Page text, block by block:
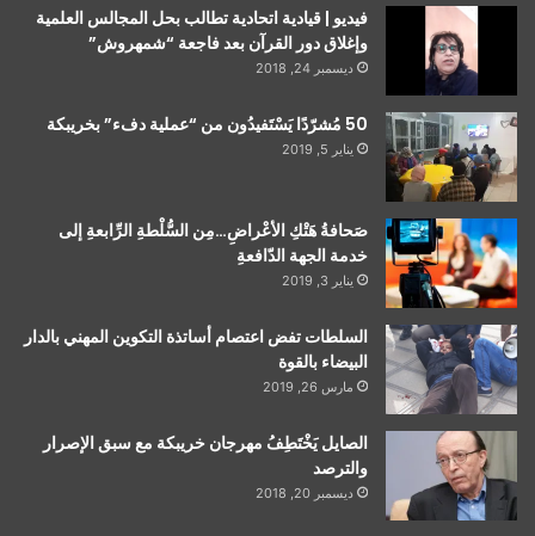
فيديو | قيادية اتحادية تطالب بحل المجالس العلمية
وإغلاق دور القرآن بعد فاجعة “شمهروش”
ديسمبر 24, 2018
50 مُشرّدًا يَسْتَفيدُون من “عملية دفء” بخريبكة
يناير 5, 2019
صَحافةُ هَتْكِ الأعْراضِ…مِن السُّلْطةِ الرِّابعةِ إلى
خدمة الجهة الدّافعةِ
يناير 3, 2019
السلطات تفض اعتصام أساتذة التكوين المهني بالدار
البيضاء بالقوة
مارس 26, 2019
الصايل يَخْتَطِفُ مهرجان خريبكة مع سبق الإصرار
والترصد
ديسمبر 20, 2018